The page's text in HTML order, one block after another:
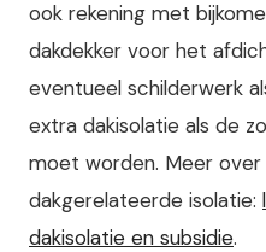
ook rekening met
dakdekker voor het
eventueel schilderwerk
extra dakisolatie als de
moet worden. Meer over
dakgerelateerde isolatie:
dakisolatie en subsidie.